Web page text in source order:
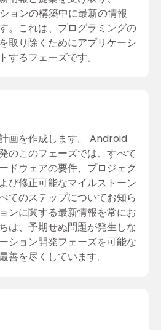
ョンの構築中に最新の情報
。これは、プログラミングの
取り除くためにアプリケーシ
するフェーズです。
画を作成します。 Android
のこのフェーズでは、すべて
ドウェアの要件、プロジェク
び修正可能なマイルストーン
てのステップについてお知ら
ンに関する最新情報を常にお
は、予期せぬ問題が発生しな
ション開発フェーズを可能な
善を尽くしています。